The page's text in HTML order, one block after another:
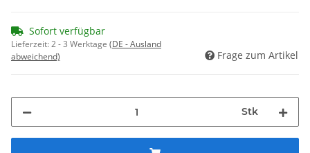
Sofort verfügbar
Lieferzeit:2 - 3 Werktage (DE - Ausland
abweichend)
Frage zum Artikel
Stk